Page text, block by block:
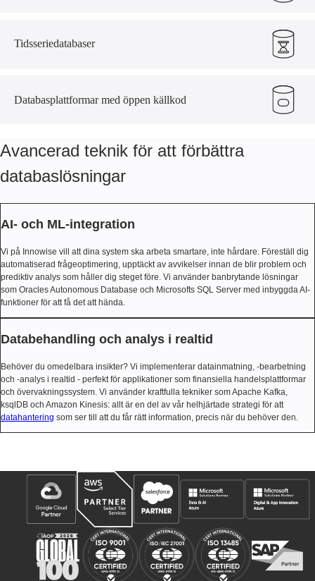
Tidsseriedatabaser
Databasplattformar med öppen källkod
Avancerad teknik för att förbättra
databaslösningar
AI- och ML-integration
Vi på Innowise vill att dina system ska arbeta smartare, inte hårdare. Föreställ dig
automatiserad frågeoptimering, upptäckt av avvikelser innan de blir problem och
prediktiv analys som håller dig steget före. Vi använder banbrytande lösningar
som Oracles Autonomous Database och Microsofts SQL Server med inbyggda AI-
funktioner för att få det att hända.
Databehandling och analys i realtid
Behöver du omedelbara insikter? Vi implementerar datainmatning, -bearbetning
och -analys i realtid - perfekt för applikationer som finansiella handelsplattformar
och övervakningssystem. Vi använder kraftfulla tekniker som Apache Kafka,
ksqlDB och Amazon Kinesis: allt är en del av vår helhjärtade strategi för att
datahantering som ser till att du får rätt information, precis när du behöver den.